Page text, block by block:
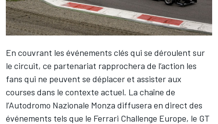
En couvrant les événements clés qui se déroulent sur
le circuit, ce partenariat rapprochera de l’action les
fans qui ne peuvent se déplacer et assister aux
courses dans le contexte actuel. La chaîne de
l’Autodromo Nazionale Monza diffusera en direct des
événements tels que le Ferrari Challenge Europe, le GT